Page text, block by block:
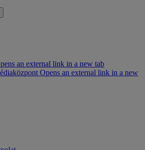
an external link in a new tab
Opens an external link in a new